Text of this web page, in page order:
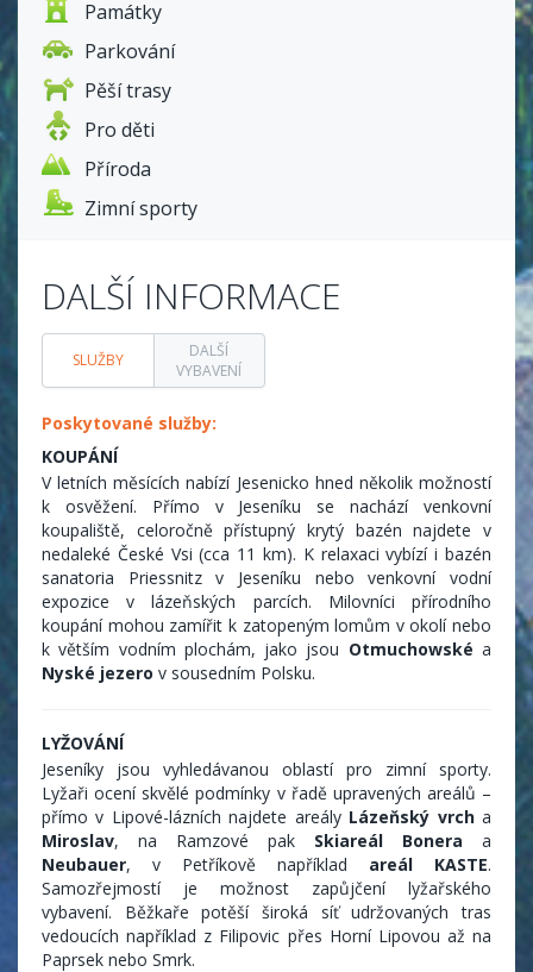
plynové vytápění. K dispozici je také balkon nebo terasa k
posezení, parkování v oplocené zahradě. Apartmán je
nekuřácký, kouření je možné na balkoně nebo venku. Po
dohodě lze ubytovat i domácí zvíře za poplatek.
Aktuální ceník
Památky
Parkování
Pěší trasy
Pro děti
Příroda
Zimní sporty
DALŠÍ INFORMACE
SLUŽBY
DALŠÍ
VYBAVENÍ
Poskytované služby:
KOUPÁNÍ
V letních měsících nabízí Jesenicko hned několik možností
k osvěžení. Přímo v Jeseníku se nachází venkovní
koupaliště, celoročně přístupný krytý bazén najdete v
nedaleké České Vsi (cca 11 km). K relaxaci vybízí i bazén
sanatoria Priessnitz v Jeseníku nebo venkovní vodní
expozice v lázeňských parcích. Milovníci přírodního
koupání mohou zamířit k zatopeným lomům v okolí nebo
k větším vodním plochám, jako jsou Otmuchowské a
Nyské jezero v sousedním Polsku.
LYŽOVÁNÍ
Jeseníky jsou vyhledávanou oblastí pro zimní sporty.
Lyžaři ocení skvělé podmínky v řadě upravených areálů –
přímo v Lipové-lázních najdete areály Lázeňský vrcha
Miroslav, na Ramzové pak Skiareál Bonera a
Neubauer, v Petříkově například areál KASTE.
Samozřejmostí je možnost zapůjčení lyžařského
vybavení. Běžkaře potěší široká síť udržovaných tras
vedoucích například z Filipovic přes Horní Lipovou až na
Paprsek nebo Smrk.